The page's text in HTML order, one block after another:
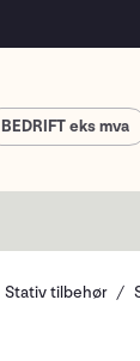
BEDRIFT
Stativ tilbehør